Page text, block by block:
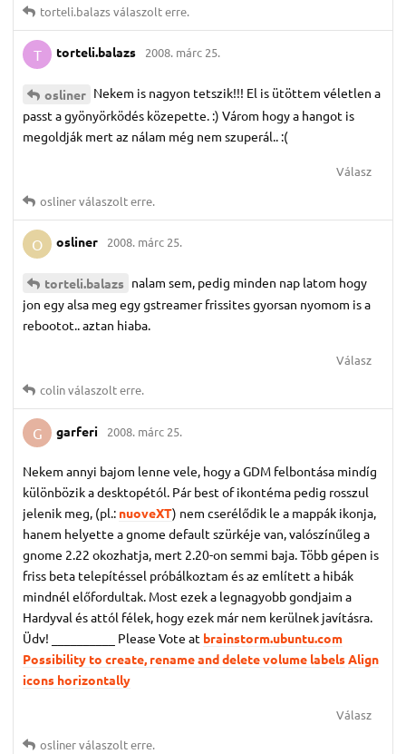
torteli.​balazsválaszolt erre.
T torteli.​balazs 2008. márc 25.
osliner Nekem is nagyon tetszik!!! El is ütöttem véletlen a
passt a gyönyörködés közepette. :) Várom hogy a hangot is
megoldják mert az nálam még nem szuperál.. :(
Válasz
oslinerválaszolt erre.
O osliner 2008. márc 25.
torteli.​balazs nalam sem, pedig minden nap latom hogy
jon egy alsa meg egy gstreamer frissites gyorsan nyomom is a
rebootot.. aztan hiaba.
Válasz
colinválaszolt erre.
G garferi 2008. márc 25.
Nekem annyi bajom lenne vele, hogy a GDM felbontása mindíg
különbözik a desktopétól. Pár best of ikontéma pedig rosszul
jelenik meg, (pl.: nuoveXT) nem cserélődik le a mappák ikonja,
hanem helyette a gnome default szürkéje van, valószínűleg a
gnome 2.22 okozhatja, mert 2.20-on semmi baja. Több gépen is
friss beta telepítéssel próbálkoztam és az említett a hibák
mindnél előfordultak. Most ezek a legnagyobb gondjaim a
Hardyval és attól félek, hogy ezek már nem kerülnek javításra.
Üdv! __________ Please Vote at brainstorm.ubuntu.com
Possibility to create, rename and delete volume labelsAlign
icons horizontally
Válasz
oslinerválaszolt erre.